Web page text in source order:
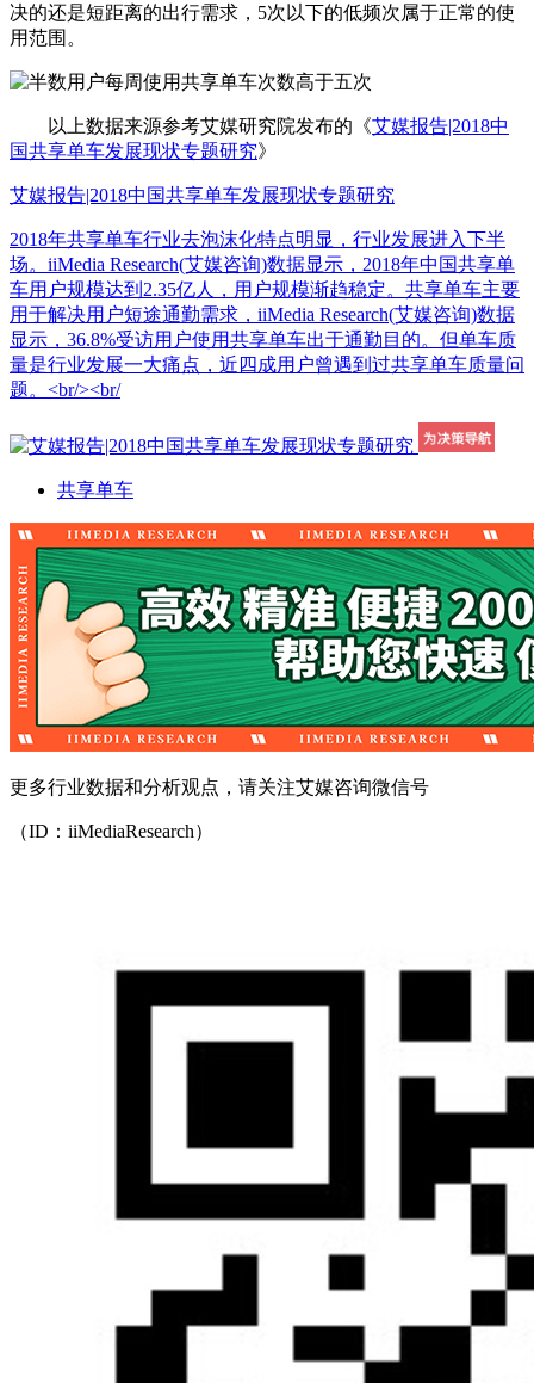
决的还是短距离的出行需求，5次以下的低频次属于正常的使
用范围。
以上数据来源参考艾媒研究院发布的《艾媒报告|2018中
国共享单车发展现状专题研究》
艾媒报告|2018中国共享单车发展现状专题研究
2018年共享单车行业去泡沫化特点明显，行业发展进入下半
场。iiMedia Research(艾媒咨询)数据显示，2018年中国共享单
车用户规模达到2.35亿人，用户规模渐趋稳定。共享单车主要
用于解决用户短途通勤需求，iiMedia Research(艾媒咨询)数据
显示，36.8%受访用户使用共享单车出于通勤目的。但单车质
量是行业发展一大痛点，近四成用户曾遇到过共享单车质量问
题。<br/><br/
共享单车
更多行业数据和分析观点，请关注艾媒咨询微信号
（ID：iiMediaResearch）